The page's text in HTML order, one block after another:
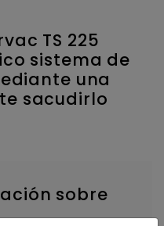
TS 225
sistema de
una
sacudirlo
sobre